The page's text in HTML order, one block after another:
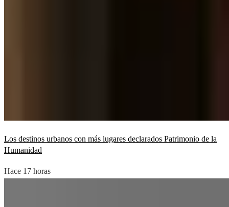
Los destinos urbanos con más lugares declarados Patrimonio de la
Humanidad
Hace 17 horas